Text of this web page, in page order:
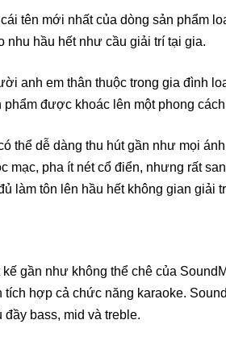
tên mới nhất của dòng sản phẩm
nhu hầu hết như cầu giải trí tại gia.
anh em thân thuộc trong gia đình
phẩm được khoác lên một phong
thể dễ dàng thu hút gần như mọi
mạc, pha ít nét cổ điển, nhưng rất
làm tôn lên hầu hết không gian giải
gần như không thể chê của
tích hợp cả chức năng karaoke.
đầy bass, mid và treble.